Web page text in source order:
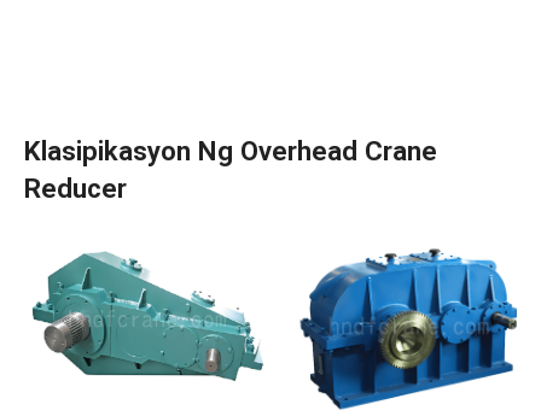
Klasipikasyon Ng Overhead Crane
Reducer